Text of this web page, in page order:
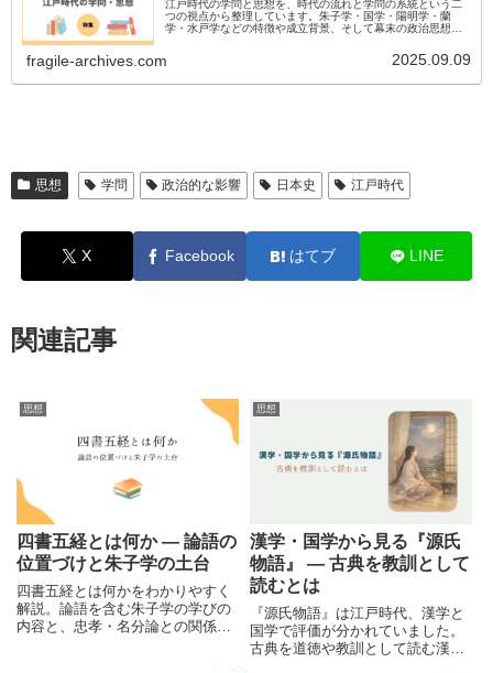
江戸時代の学問と思想を、時代の流れと学問の系統という二
つの視点から整理しています。朱子学・国学・陽明学・蘭
学・水戸学などの特徴や成立背景、そして幕末の政治思想へ
fragile-archives.com 2025.09.09
思想 学問 政治的な影響 日本史 江戸時代
X Facebook はてブ LINE
関連記事
思想
四書五経とは何か ― 論語の
位置づけと朱子学の土台
四書五経とは何かをわかりやすく
解説。論語を含む朱子学の学びの
内容と、忠孝・名分論との関係を
思想
漢学・国学から見る『源氏
物語』 ― 古典を教訓として
読むとは
『源氏物語』は江戸時代、漢学と
国学で評価が分かれていました。
古典を道徳や教訓として読む漢学